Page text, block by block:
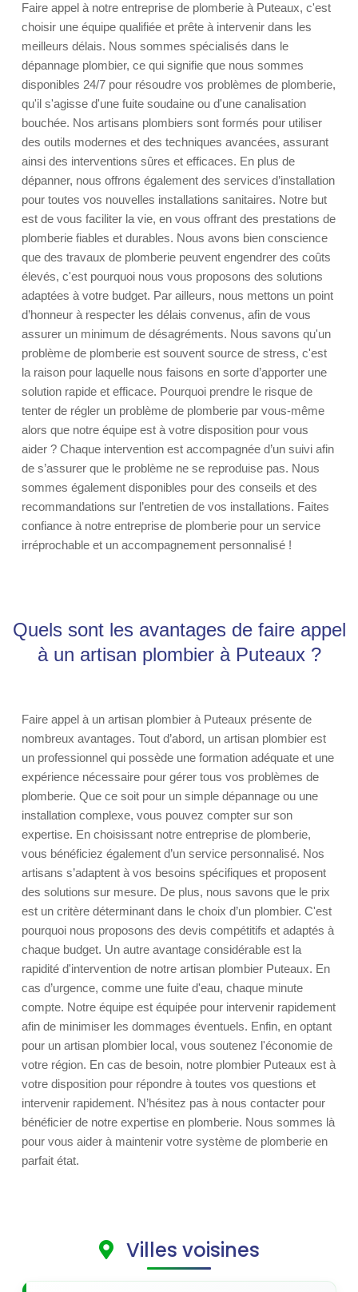
Faire appel à notre entreprise de plomberie à Puteaux, c'est
choisir une équipe qualifiée et prête à intervenir dans les
meilleurs délais. Nous sommes spécialisés dans le
dépannage plombier, ce qui signifie que nous sommes
disponibles 24/7 pour résoudre vos problèmes de plomberie,
qu'il s'agisse d'une fuite soudaine ou d'une canalisation
bouchée. Nos artisans plombiers sont formés pour utiliser
des outils modernes et des techniques avancées, assurant
ainsi des interventions sûres et efficaces. En plus de
dépanner, nous offrons également des services d’installation
pour toutes vos nouvelles installations sanitaires. Notre but
est de vous faciliter la vie, en vous offrant des prestations de
plomberie fiables et durables. Nous avons bien conscience
que des travaux de plomberie peuvent engendrer des coûts
élevés, c'est pourquoi nous vous proposons des solutions
adaptées à votre budget. Par ailleurs, nous mettons un point
d’honneur à respecter les délais convenus, afin de vous
assurer un minimum de désagréments. Nous savons qu'un
problème de plomberie est souvent source de stress, c'est
la raison pour laquelle nous faisons en sorte d’apporter une
solution rapide et efficace. Pourquoi prendre le risque de
tenter de régler un problème de plomberie par vous-même
alors que notre équipe est à votre disposition pour vous
aider ? Chaque intervention est accompagnée d’un suivi afin
de s’assurer que le problème ne se reproduise pas. Nous
sommes également disponibles pour des conseils et des
recommandations sur l’entretien de vos installations. Faites
confiance à notre entreprise de plomberie pour un service
irréprochable et un accompagnement personnalisé !
Quels sont les avantages de faire appel
à un artisan plombier à Puteaux ?
Faire appel à un artisan plombier à Puteaux présente de
nombreux avantages. Tout d’abord, un artisan plombier est
un professionnel qui possède une formation adéquate et une
expérience nécessaire pour gérer tous vos problèmes de
plomberie. Que ce soit pour un simple dépannage ou une
installation complexe, vous pouvez compter sur son
expertise. En choisissant notre entreprise de plomberie,
vous bénéficiez également d’un service personnalisé. Nos
artisans s’adaptent à vos besoins spécifiques et proposent
des solutions sur mesure. De plus, nous savons que le prix
est un critère déterminant dans le choix d’un plombier. C'est
pourquoi nous proposons des devis compétitifs et adaptés à
chaque budget. Un autre avantage considérable est la
rapidité d'intervention de notre artisan plombier Puteaux. En
cas d’urgence, comme une fuite d'eau, chaque minute
compte. Notre équipe est équipée pour intervenir rapidement
afin de minimiser les dommages éventuels. Enfin, en optant
pour un artisan plombier local, vous soutenez l'économie de
votre région. En cas de besoin, notre plombier Puteaux est à
votre disposition pour répondre à toutes vos questions et
intervenir rapidement. N’hésitez pas à nous contacter pour
bénéficier de notre expertise en plomberie. Nous sommes là
pour vous aider à maintenir votre système de plomberie en
parfait état.
Villes voisines